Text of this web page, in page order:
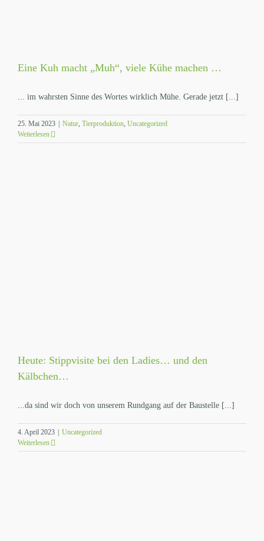
Eine Kuh macht „Muh“, viele Kühe machen …
... im wahrsten Sinne des Wortes wirklich Mühe. Gerade jetzt [...]
25. Mai 2023 | Natur Tierproduktion Uncategorized
Weiterlesen
Heute: Stippvisite bei den Ladies… und den
Kälbchen…
...da sind wir doch von unserem Rundgang auf der Baustelle [...]
4. April 2023
Uncategorized
Weiterlesen